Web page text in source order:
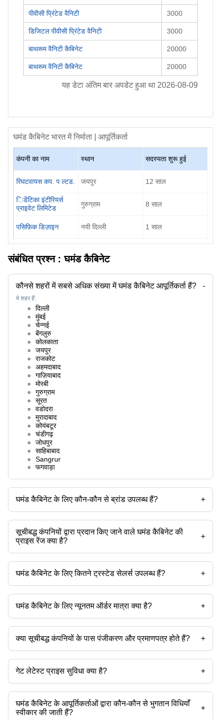
पीवीसी प्रिंटेड वैनिटी 3000
डिजिटल पीवीसी प्रिंटेड वैनिटी 3000
बाथरूम वैनिटी कैबिनेट 20000
बाथरूम वैनिटी कैबिनेट 20000
यह डेटा अंतिम बार अपडेट हुआ था 2026-08-09
घमंड कैबिनेट भारत में निर्माता | आपूर्तिकर्ता
कंपनी का नाम स्थान सदस्यता शुरू हुई
रिघटवायस कप. प ल्टड. जयपुर 12 साल
िडेंटिका इंटीरियर्स
प्राइवेट लिमिटेड
गुरुग्राम 8 साल
पसिफ़िक डिज़ाइन नयी दिल्ली 1 साल
संबंधित प्रश्न :घमंड कैबिनेट
कौनसे शहरों में सबसे अधिक संख्या में घमंड कैबिनेट आपूर्तिकर्ता हैं? -
ये शहर हैं:
दिल्ली
मुंबई
चेन्नई
बेंगलुरु
कोलकाता
जयपुर
राजकोट
अहमदाबाद
गाज़ियाबाद
मोरबी
गुरुग्राम
सूरत
वडोदरा
मुरादाबाद
कोयंबटूर
चंडीगढ़
जोधपुर
साहिबाबाद
Sangrur
फगवाड़ा
घमंड कैबिनेट के लिए कौन-कौन से ब्रांड उपलब्ध हैं? +
उपलब्ध ब्रांड हैं -
सूचीबद्ध कंपनियों द्वारा प्रदान किए जाने वाले घमंड कैबिनेट की
प्राइस रेंज क्या है?
+
घमंड कैबिनेट की प्राइस रेंज है -
कंपनी का नाम मुद्रा प्रोडक्ट का नाम
क्रिसेंट ट्रेड लिंक्स INR एल्युमीनियम से बनी वैनिटी कैबिनेट
घमंड कैबिनेट के लिए कितने ट्रस्टेड सेलर्स उपलब्ध हैं? +
घमंड कैबिनेट के ट्रस्टेड सेलर्स हैं:
घमंड कैबिनेट के लिए न्यूनतम ऑर्डर मात्रा क्या है? +
उत्पाद के साथ न्यूनतम ऑर्डर मात्रा उल्लेखित होती है और कंपनी से कंपनी भिन्न हो सकती
है।
क्या सूचीबद्ध कंपनियों के पास पंजीकरण और प्रमाणपत्र होते हैं? +
अधिकांश कंपनियों के पास पंजीकरण होता है, और प्रमाणपत्र रखने वाली कंपनियां हैं -
रिघटवायस कप. प ल्टड.
गेट लेटेस्ट प्राइस सुविधा क्या है? +
आप इसका उपयोग उत्पाद की नवीनतम कीमत प्राप्त करने के लिए कर सकते हैं।
घमंड कैबिनेट के आपूर्तिकर्ताओं द्वारा कौन-कौन से भुगतान विधियाँ
स्वीकार की जाती हैं?
+